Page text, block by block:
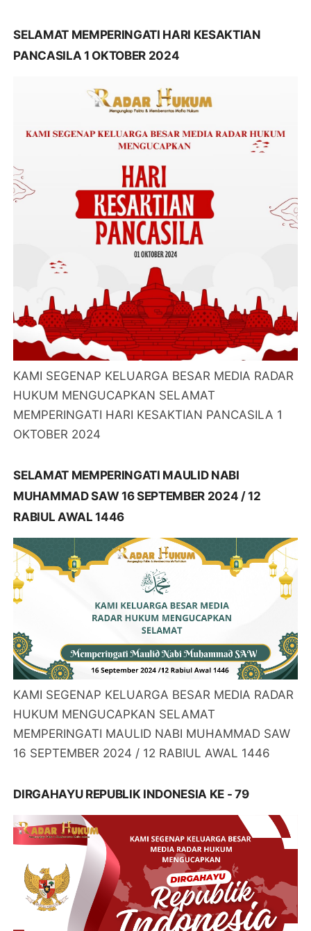
SELAMAT MEMPERINGATI HARI KESAKTIAN
PANCASILA 1 OKTOBER 2024
KAMI SEGENAP KELUARGA BESAR MEDIA RADAR
HUKUM MENGUCAPKAN SELAMAT
MEMPERINGATI HARI KESAKTIAN PANCASILA 1
OKTOBER 2024
SELAMAT MEMPERINGATI MAULID NABI
MUHAMMAD SAW 16 SEPTEMBER 2024 / 12
RABIUL AWAL 1446
KAMI SEGENAP KELUARGA BESAR MEDIA RADAR
HUKUM MENGUCAPKAN SELAMAT
MEMPERINGATI MAULID NABI MUHAMMAD SAW
16 SEPTEMBER 2024 / 12 RABIUL AWAL 1446
DIRGAHAYU REPUBLIK INDONESIA KE - 79